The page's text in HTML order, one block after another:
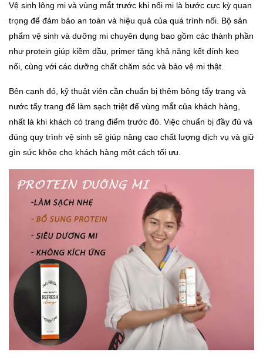
Vệ sinh lông mi và vùng mắt trước khi nối mi là bước cực kỳ quan
trọng để đảm bảo an toàn và hiệu quả của quá trình nối. Bộ sản
phẩm vệ sinh và dưỡng mi chuyên dụng bao gồm các thành phần
như protein giúp kiềm dầu, primer tăng khả năng kết dính keo
nối, cùng với các dưỡng chất chăm sóc và bảo vệ mi thật.
Bên cạnh đó, kỹ thuật viên cần chuẩn bị thêm bông tẩy trang và
nước tẩy trang để làm sạch triệt để vùng mắt của khách hàng,
nhất là khi khách có trang điểm trước đó. Việc chuẩn bị đầy đủ và
đúng quy trình vệ sinh sẽ giúp nâng cao chất lượng dịch vụ và giữ
gìn sức khỏe cho khách hàng một cách tối ưu.